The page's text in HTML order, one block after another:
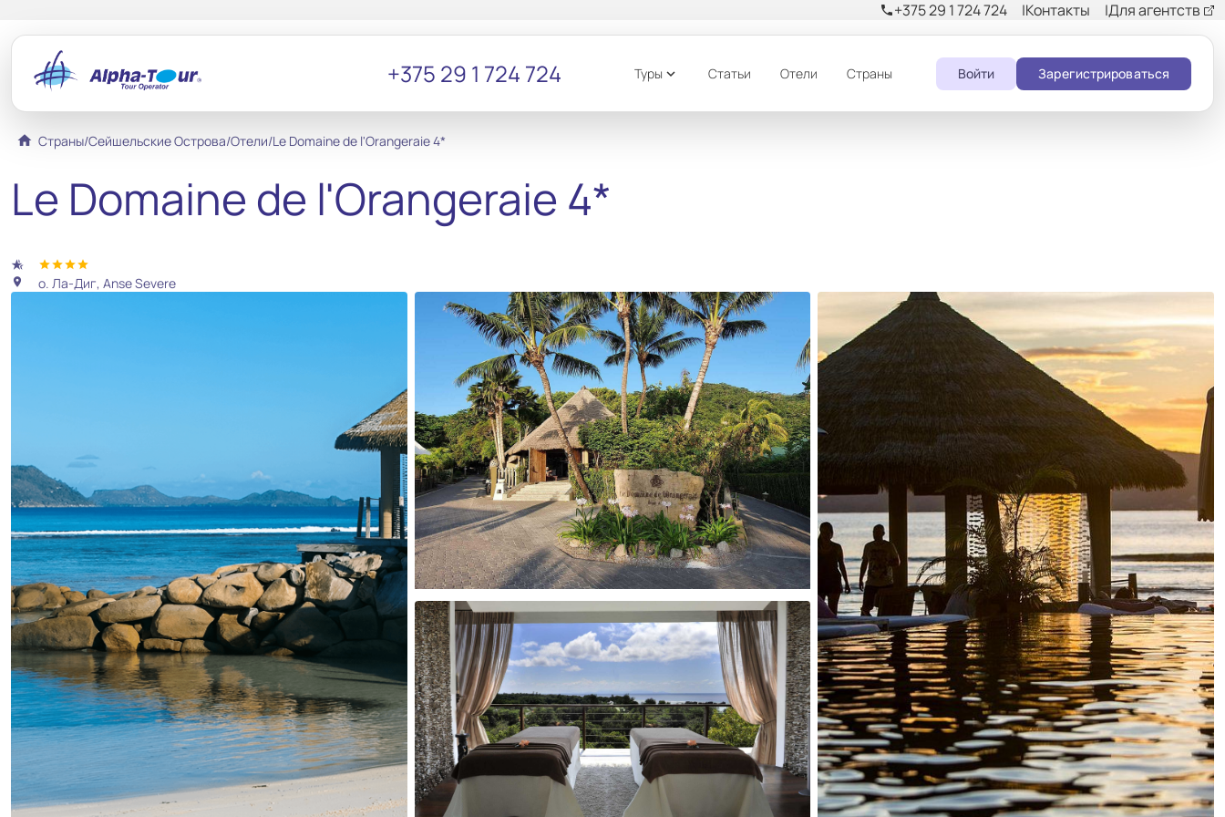
phone+375 29 1 724 724 Контакты Для агентств
+375 29 1 724 724 Туры expand_more Статьи Отели Страны Войти Зарегистрироваться
home Страны/Сейшельские Острова/Отели/Le Domaine de l'Orangeraie 4*
Le Domaine de l'Orangeraie 4*
hotel_class starstarstarstar
location_on
о. Ла-Диг, Anse Severe